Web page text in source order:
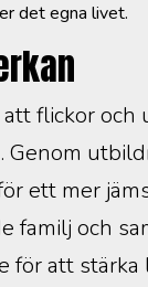
det egna livet.
flickor och
ett mer
familj och
att